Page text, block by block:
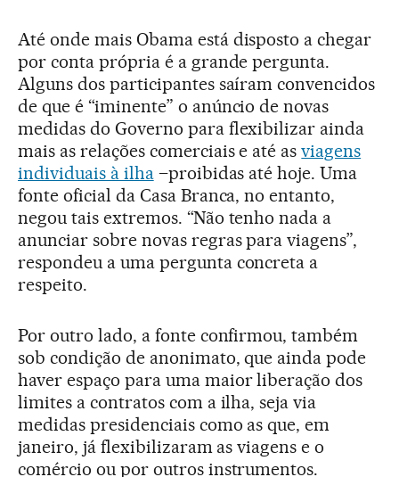
Até onde mais Obama está disposto a chegar
por conta própria é a grande pergunta.
Alguns dos participantes saíram convencidos
de que é “iminente” o anúncio de novas
medidas do Governo para flexibilizar ainda
mais as relações comerciais e até asviagens
individuais à ilha–proibidas até hoje. Uma
fonte oficial da Casa Branca, no entanto,
negou tais extremos. “Não tenho nada a
anunciar sobre novas regras para viagens”,
respondeu a uma pergunta concreta a
respeito.
Por outro lado, a fonte confirmou, também
sob condição de anonimato, que ainda pode
haver espaço para uma maior liberação dos
limites a contratos com a ilha, seja via
medidas presidenciais como as que, em
janeiro, já flexibilizaram as viagens e o
comércio ou por outros instrumentos.